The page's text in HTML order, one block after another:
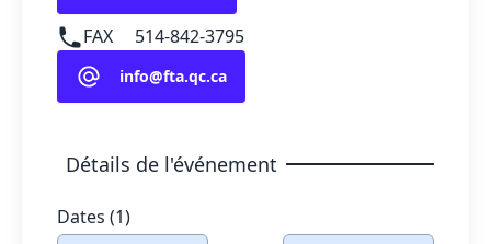
FAX 514-842-3795
info@fta.qc.ca
Détails de l'événement
Dates (1)